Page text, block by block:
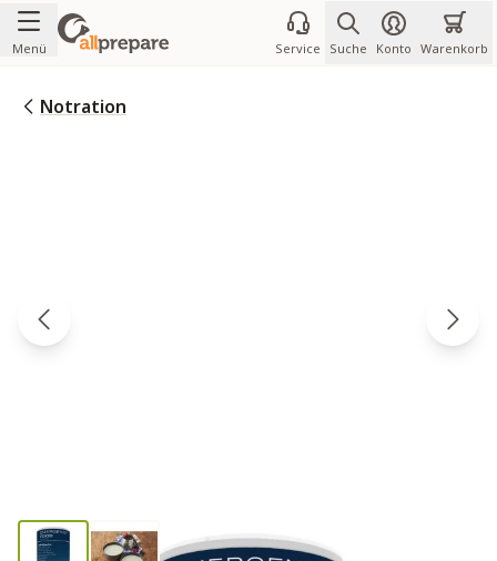
Zum Inhalt springen
Menü Service Suche Konto Warenkorb
Notration